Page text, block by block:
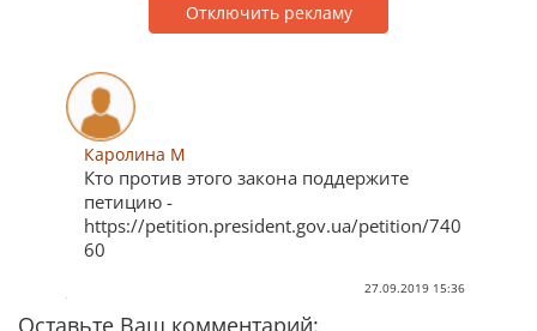
Отключить рекламу
Каролина М
Кто против этого закона поддержите
петицию -
https://petition.president.gov.ua/petition/740
60
27.09.2019 15:36
Оставьте Ваш комментарий: